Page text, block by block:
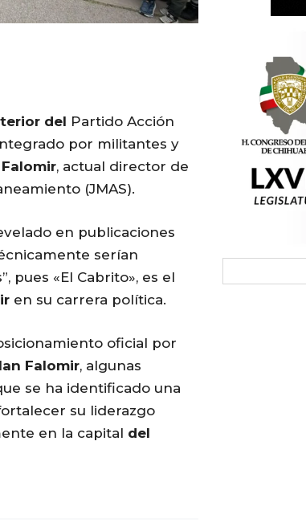
del Partido Acción
por militantes y
Falomir, actual director de
(JMAS).
en publicaciones
serían
pues «El Cabrito», es el
en su carrera política.
oficial por
Falomir, algunas
se ha identificado una
su liderazgo
en la capital del